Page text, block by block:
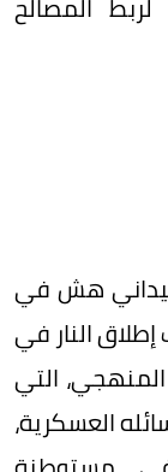
هش في
النار في
التي
العسكرية،